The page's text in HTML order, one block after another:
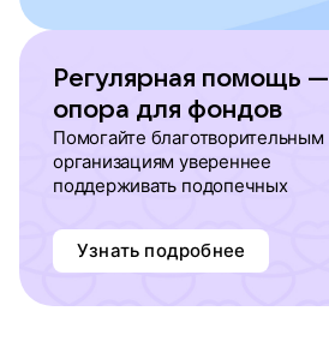
Регулярная помощь —
опора для фондов
Помогайте благотворительным
организациям увереннее
поддерживать подопечных
Узнать подробнее